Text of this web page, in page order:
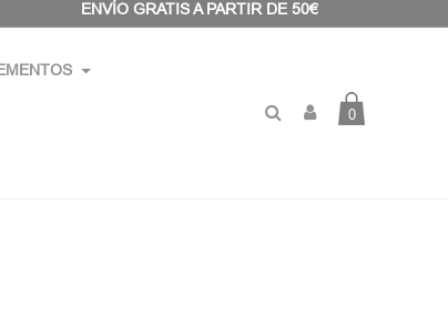
ENVÍO GRATIS A PARTIR DE 50€
0